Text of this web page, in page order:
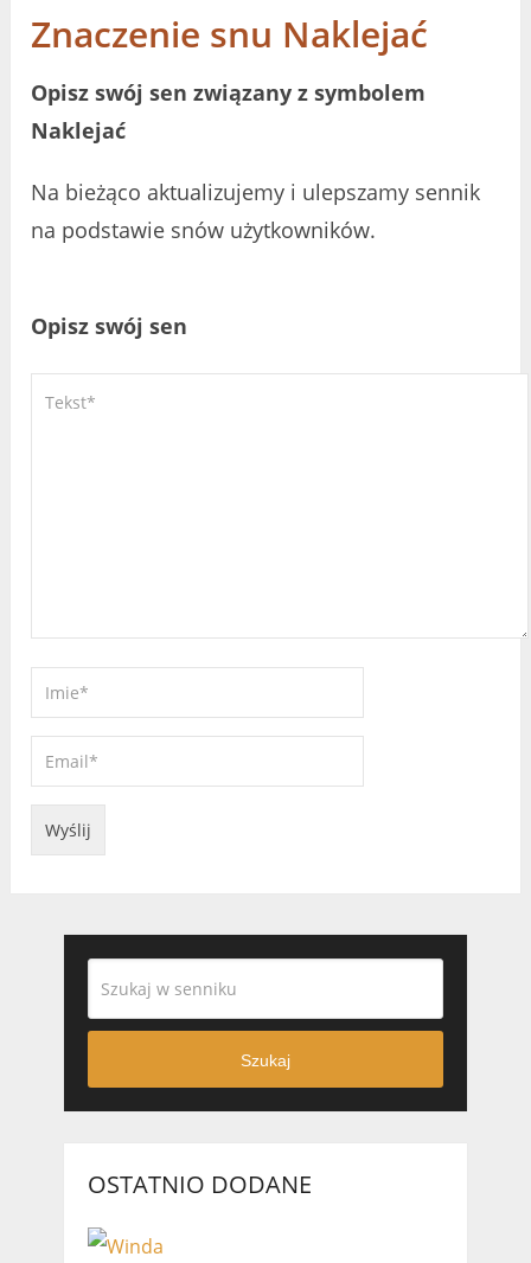
Znaczenie snu Naklejać
Opisz swój sen związany z symbolem
Naklejać
Na bieżąco aktualizujemy i ulepszamy sennik
na podstawie snów użytkowników.
Opisz swój sen
Szukaj
OSTATNIO DODANE